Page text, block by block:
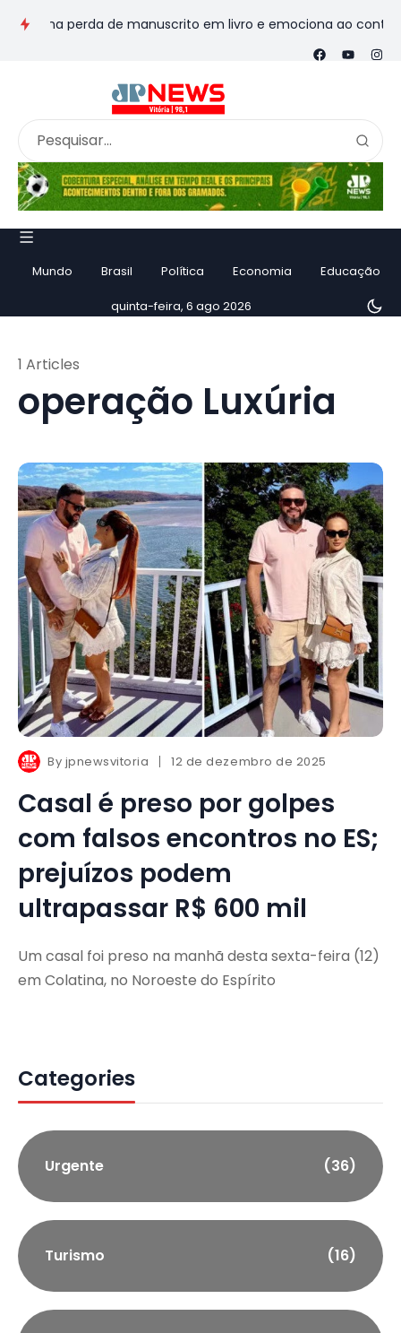
perda de manuscrito em livro e emociona ao contar
Mundo Brasil Política Economia Educação
quinta-feira, 6 ago 2026
operação Luxúria
1 Articles
By jpnewsvitoria 12 de dezembro de 2025
Casal é preso por golpes
com falsos encontros no ES;
prejuízos podem
ultrapassar R$ 600 mil
Um casal foi preso na manhã desta sexta-feira (12)
em Colatina, no Noroeste do Espírito
Categories
Urgente (36)
Turismo (16)